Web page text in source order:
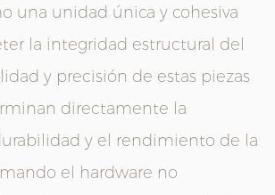
una unidad única y cohesiva
la integridad estructural del
y precisión de estas piezas
directamente la
y el rendimiento de la
el hardware no